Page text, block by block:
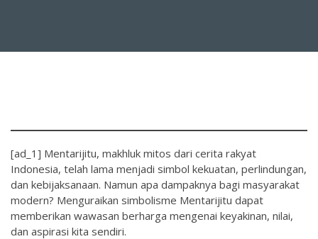
[ad_1] Mentarijitu, makhluk mitos dari cerita rakyat
Indonesia, telah lama menjadi simbol kekuatan, perlindungan,
dan kebijaksanaan. Namun apa dampaknya bagi masyarakat
modern? Menguraikan simbolisme Mentarijitu dapat
memberikan wawasan berharga mengenai keyakinan, nilai,
dan aspirasi kita sendiri.